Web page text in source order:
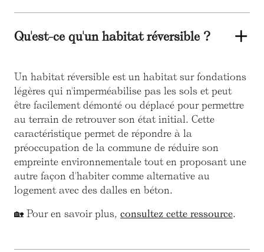
Qu'est-ce qu'un habitat réversible ?
Un habitat réversible est un habitat sur fondations
légères qui n'imperméabilise pas les sols et peut
être facilement démonté ou déplacé pour permettre
au terrain de retrouver son état initial. Cette
caractéristique permet de répondre à la
préoccupation de la commune de réduire son
empreinte environnementale tout en proposant une
autre façon d'habiter comme alternative au
logement avec des dalles en béton.
🏡 Pour en savoir plus, consultez cette ressource.